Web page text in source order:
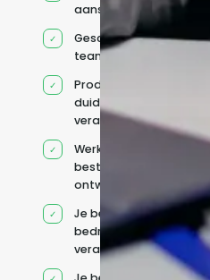
aansturing
Geschikt voor hybride
teams
Productcontext en
duidelijke
verantwoordelijkheden
Werkt binnen jouw
bestaande
ontwikkelteam
Je behoudt jouw
bedrijfs- en IT-
verantwoordelijkheden